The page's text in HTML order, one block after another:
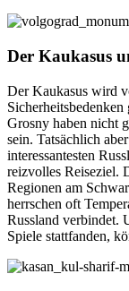
Der Kaukasus
Der Kaukasus wird
Grosny haben nicht
sein. Tatsächlich
interessantesten
reizvolles Reiseziel.
Regionen am
herrschen oft
Russland verbindet.
Spiele stattfanden,